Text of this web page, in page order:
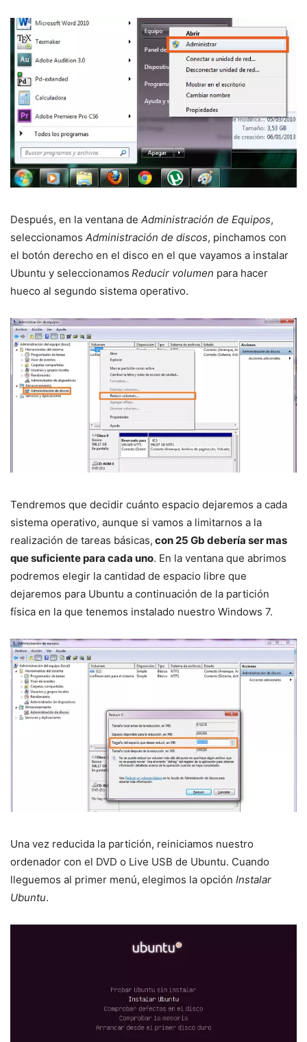
Después, en la ventana de Administración de Equipos,
seleccionamos Administración de discos, pinchamos con
el botón derecho en el disco en el que vayamos a instalar
Ubuntu y seleccionamos Reducir volumen para hacer
hueco al segundo sistema operativo.
Tendremos que decidir cuánto espacio dejaremos a cada
sistema operativo, aunque si vamos a limitarnos a la
realización de tareas básicas, con 25 Gb debería ser mas
que suficiente para cada uno. En la ventana que abrimos
podremos elegir la cantidad de espacio libre que
dejaremos para Ubuntu a continuación de la partición
física en la que tenemos instalado nuestro Windows 7.
Una vez reducida la partición, reiniciamos nuestro
ordenador con el DVD o Live USB de Ubuntu. Cuando
lleguemos al primer menú, elegimos la opción Instalar
Ubuntu.